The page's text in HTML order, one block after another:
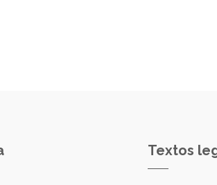
Textos